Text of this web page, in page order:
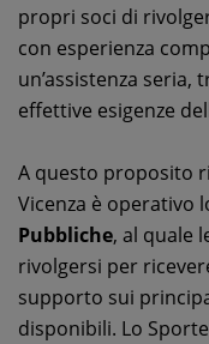
propri soci di
con esperienza
un’assistenza
effettive esigenze
A questo proposito
Vicenza è operativo
Pubbliche, al quale
rivolgersi per
supporto sui
disponibili. Lo